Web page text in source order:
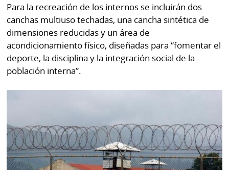
Para la recreación de los internos se incluirán dos
canchas multiuso techadas, una cancha sintética de
dimensiones reducidas y un área de
acondicionamiento físico, diseñadas para “fomentar el
deporte, la disciplina y la integración social de la
población interna”.